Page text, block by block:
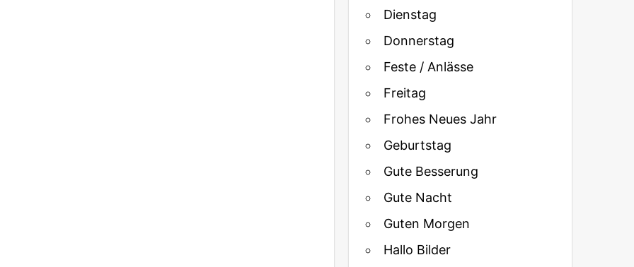
Dienstag
Donnerstag
Feste / Anlässe
Freitag
Frohes Neues Jahr
Geburtstag
Gute Besserung
Gute Nacht
Guten Morgen
Hallo Bilder